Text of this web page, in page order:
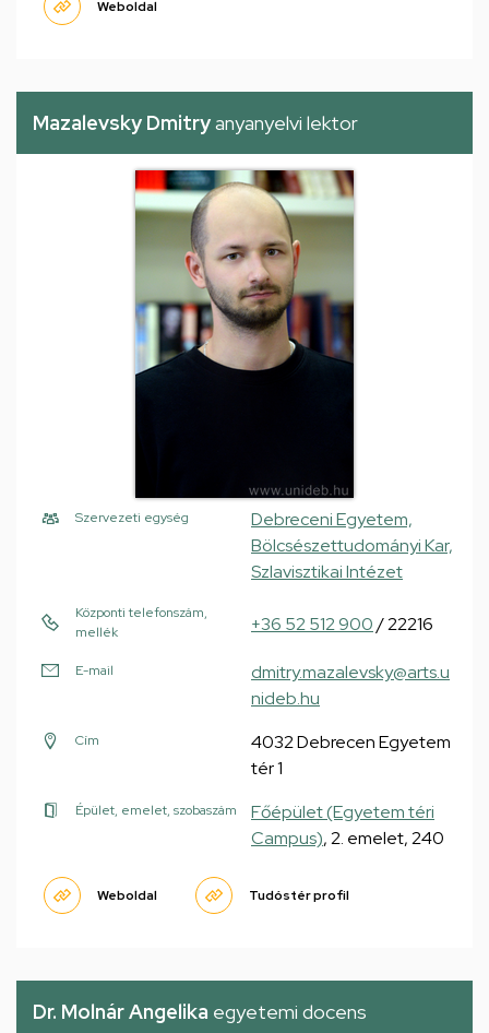
Weboldal
Mazalevsky Dmitryanyanyelvi lektor
Szervezeti egység
Debreceni Egyetem,
Bölcsészettudományi Kar,
Szlavisztikai Intézet
Központi telefonszám,
mellék
+36 52 512 900/ 22216
E-mail
dmitry.mazalevsky@arts.u
nideb.hu
Cím
4032 Debrecen Egyetem
tér 1
Épület, emelet, szobaszám
Főépület (Egyetem téri
Campus), 2. emelet, 240
Weboldal Tudóstér profil
Dr. Molnár Angelika egyetemi docens